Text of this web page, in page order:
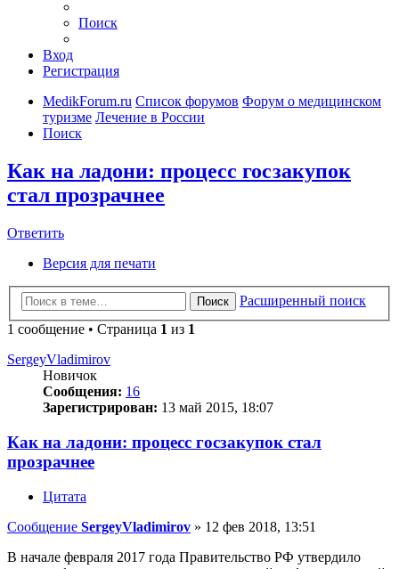
Поиск
Вход
Регистрация
MedikForum.ru Список форумов Форум о медицинском
туризме Лечение в России
Поиск
Как на ладони: процесс госзакупок
стал прозрачнее
Ответить
Версия для печати
Поиск
Расширенный поиск
1 сообщение • Страница 1 из 1
SergeyVladimirov
Новичок
Сообщения: 16
Зарегистрирован: 13 май 2015, 18:07
Как на ладони: процесс госзакупок стал
прозрачнее
Цитата
Сообщение SergeyVladimirov » 12 фев 2018, 13:51
В начале февраля 2017 года Правительство РФ утвердило